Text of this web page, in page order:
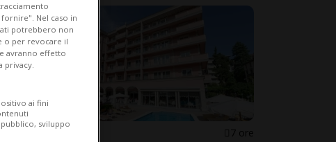
LUGANO 7 ore
Nel caso in
potrebbero non
o per revocare il
avranno effetto
privacy.
ai fini
sviluppo